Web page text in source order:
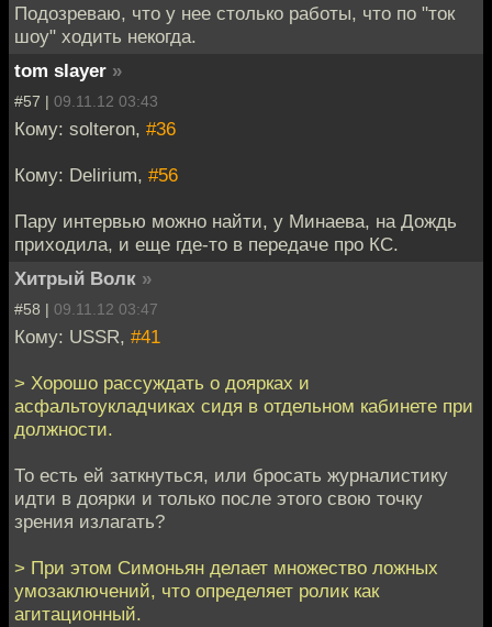
Подозреваю, что у нее столько работы, что по "ток
шоу" ходить некогда.
tom slayer »
#57 | 09.11.12 03:43
Кому: solteron, #36
Кому: Delirium, #56
Пару интервью можно найти, у Минаева, на Дождь
приходила, и еще где-то в передаче про КС.
Хитрый Волк »
#58 | 09.11.12 03:47
Кому: USSR, #41
> Хорошо рассуждать о доярках и
асфальтоукладчиках сидя в отдельном кабинете при
должности.
То есть ей заткнуться, или бросать журналистику
идти в доярки и только после этого свою точку
зрения излагать?
> При этом Симоньян делает множество ложных
умозаключений, что определяет ролик как
агитационный.